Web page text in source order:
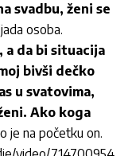
svadbu, ženi se
osoba.
a da bi situacija
bivši dečko
u svatovima,
Ako koga
je na početku on.